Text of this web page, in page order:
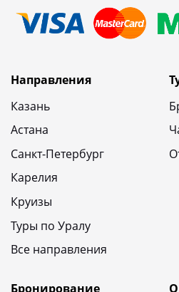
Направления
Казань
Астана
Санкт-Петербург
Карелия
Круизы
Туры по Уралу
Все направления
Бронирование